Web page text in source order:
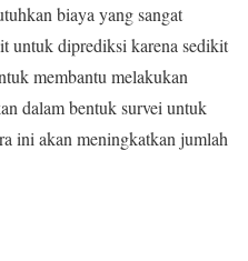
biaya yang sangat
untuk diprediksi karena sedikit
membantu melakukan
dalam bentuk survei untuk
ini akan meningkatkan jumlah